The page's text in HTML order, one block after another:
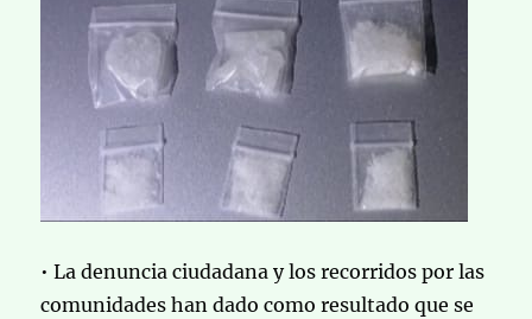
• La denuncia ciudadana y los recorridos por las
comunidades han dado como resultado que se